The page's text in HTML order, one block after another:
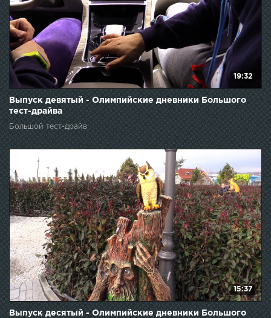
19:32
Выпуск девятый - Олимпийские дневники Большого
тест-драйва
Большой тест-драйв
15:37
Выпуск десятый - Олимпийские дневники Большого